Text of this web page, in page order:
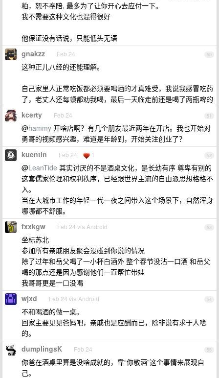
粕，恕不奉陪, 最多为了让你开心去应付一下。
我不需要这种文化也混得很好
他保证没有话说，只能低头无语
50
gnakzz Feb 24
这种正儿八经的还能理解。
自己家里人正常吃饭都必须要喝酒的才真难受，我说我感冒吃药
了，老丈人还每顿都劝我喝，最后一天临走前还是喝了两瓶啤的
51
kcerty Feb 24
@hammy 开啥店啊？有几个朋友最近两年在开店。我也开始对
勇哥的视频感兴趣，难道是年龄到，开始关注创业了？
52
kuentin Feb 24 1
@LeanTide 其实讨厌的不是酒桌文化，是长幼有序 尊卑有别的
这套儒家伦理和权利秩序，已经跟世界主流的自由派思想格格不
入。
当在大城市工作的年轻一代一夜之间带入这个场景下，自然浑身
哪哪都不舒服。
53
fxxkgw Feb 24 via Android
坐标苏北
参加所有亲戚朋友聚会没碰到你说的情况
除了过年和岳父喝了一小杯白酒外 整个春节没沾一口酒 和岳父
喝的那点还是因为感谢他们一直帮忙带娃
我哥哥更是一口没喝
54
wjxd Feb 24 via Android
不和喝酒的做一桌。
回家主要见见爸妈吧，亲戚也是应酬而已，除非说有求于人啥
的。
55
dumplingsK Feb 24
你爸在酒桌里算是没啥成就的，靠“你敬酒”这个事情来展现自
己。